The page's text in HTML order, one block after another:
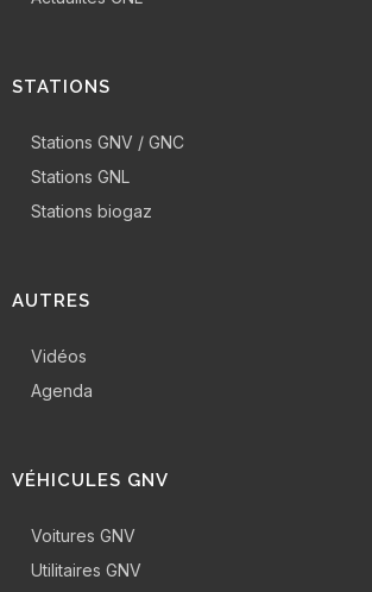
STATIONS
Stations GNV / GNC
Stations GNL
Stations biogaz
AUTRES
Vidéos
Agenda
VÉHICULES GNV
Voitures GNV
Utilitaires GNV